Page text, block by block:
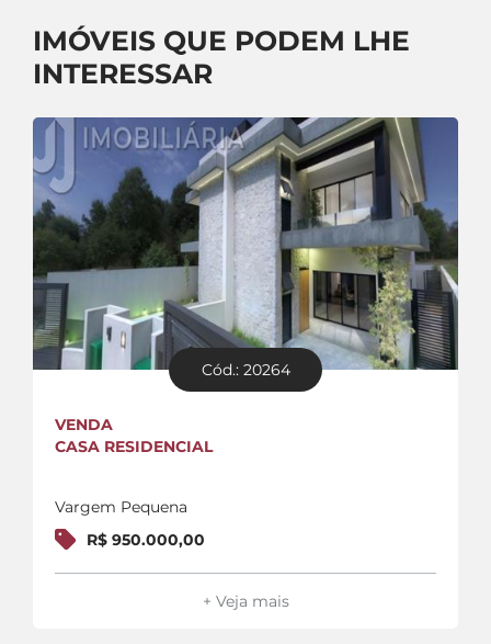
IMÓVEIS QUE PODEM LHE
INTERESSAR
Cód.: 20264
VENDA
CASA RESIDENCIAL
Vargem Pequena
R$ 950.000,00
+ Veja mais